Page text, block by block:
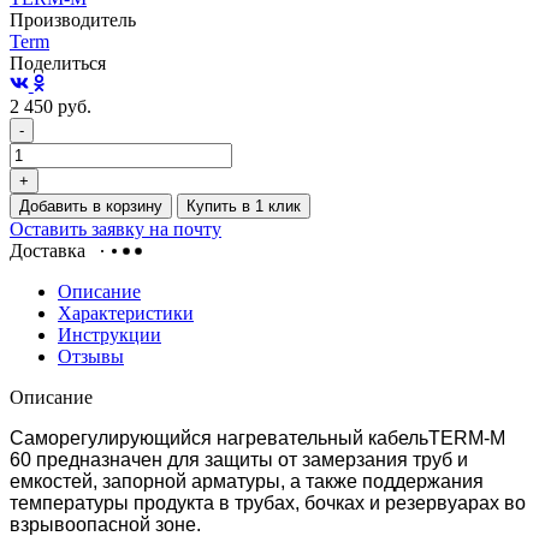
Производитель
Term
Поделиться
2 450 руб.
-
+
Добавить в корзину
Купить в 1 клик
Оставить заявку на почту
Доставка
Описание
Характеристики
Инструкции
Отзывы
Описание
Саморегулирующийся нагревательный кабельTERM-М
60 предназначен для защиты от замерзания труб и
емкостей, запорной арматуры, а также поддержания
температуры продукта в трубах, бочках и резервуарах во
взрывоопасной зоне.